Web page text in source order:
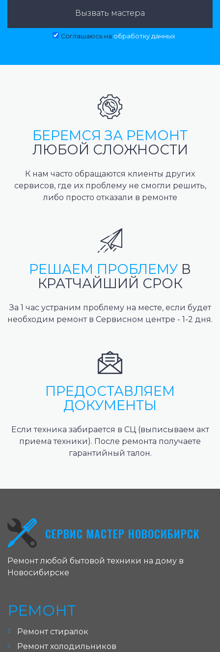
Вызвать мастера
Соглашаюсь на обработку данных
БЕРЕМСЯ ЗА РЕМОНТ
ЛЮБОЙ СЛОЖНОСТИ
К нам часто обращаются клиенты других
сервисов, где их проблему не смогли решить,
либо просто отказали в ремонте
РЕШАЕМ ПРОБЛЕМУ В
КРАТЧАЙШИЙ СРОК
За 1 час устраним проблему на месте, если будет
необходим ремонт в Сервисном центре - 1-2 дня.
ПРЕДОСТАВЛЯЕМ
ДОКУМЕНТЫ
Если техника забирается в СЦ (выписываем акт
приема техники). После ремонта получаете
гарантийный талон.
СЕРВИС МАСТЕР НОВОСИБИРСК
Ремонт любой бытовой техники на дому в
Новосибирске
РЕМОНТ
Ремонт стиралок
Ремонт холодильников